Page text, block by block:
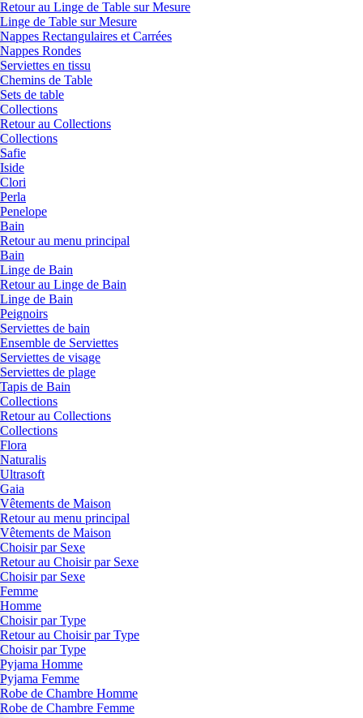
Retour au Linge de Table sur Mesure
Linge de Table sur Mesure
Nappes Rectangulaires et Carrées
Nappes Rondes
Serviettes en tissu
Chemins de Table
Sets de table
Collections
Retour au Collections
Collections
Safie
Iside
Clori
Perla
Penelope
Bain
Retour au menu principal
Bain
Linge de Bain
Retour au Linge de Bain
Linge de Bain
Peignoirs
Serviettes de bain
Ensemble de Serviettes
Serviettes de visage
Serviettes de plage
Tapis de Bain
Collections
Retour au Collections
Collections
Flora
Naturalis
Ultrasoft
Gaia
Vêtements de Maison
Retour au menu principal
Vêtements de Maison
Choisir par Sexe
Retour au Choisir par Sexe
Choisir par Sexe
Femme
Homme
Choisir par Type
Retour au Choisir par Type
Choisir par Type
Pyjama Homme
Pyjama Femme
Robe de Chambre Homme
Robe de Chambre Femme